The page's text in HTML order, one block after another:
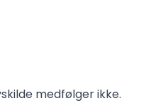
medfølger ikke.